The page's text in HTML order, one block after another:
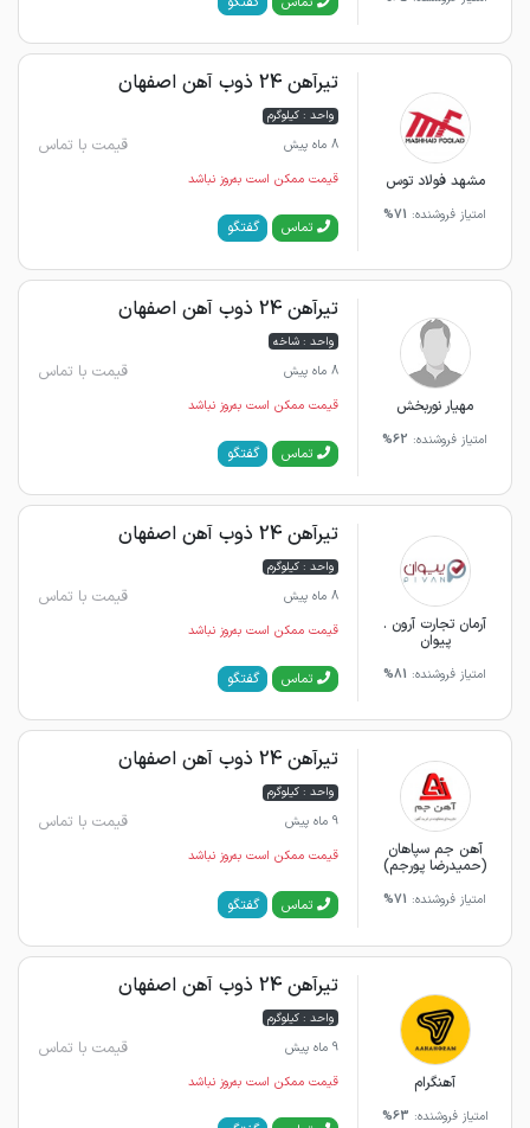
مشهد فولاد توس
امتیاز فروشنده: 71%
تیرآهن 24 ذوب آهن اصفهان
واحد : کیلوگرم
8 ماه پیش
قیمت با تماس
قیمت ممکن است به‌روز نباشد
تماس گفتگو
مهیار نوربخش
امتیاز فروشنده: 62%
تیرآهن 24 ذوب آهن اصفهان
واحد : شاخه
8 ماه پیش
قیمت با تماس
قیمت ممکن است به‌روز نباشد
تماس گفتگو
آرمان تجارت آرون .
پیوان
امتیاز فروشنده: 81%
تیرآهن 24 ذوب آهن اصفهان
واحد : کیلوگرم
8 ماه پیش
قیمت با تماس
قیمت ممکن است به‌روز نباشد
تماس گفتگو
آهن جم سپاهان
(حمیدرضا پورجم)
امتیاز فروشنده: 71%
تیرآهن 24 ذوب آهن اصفهان
واحد : کیلوگرم
9 ماه پیش
قیمت با تماس
قیمت ممکن است به‌روز نباشد
تماس گفتگو
آهنگرام
امتیاز فروشنده: 63%
تیرآهن 24 ذوب آهن اصفهان
واحد : کیلوگرم
9 ماه پیش
قیمت با تماس
قیمت ممکن است به‌روز نباشد